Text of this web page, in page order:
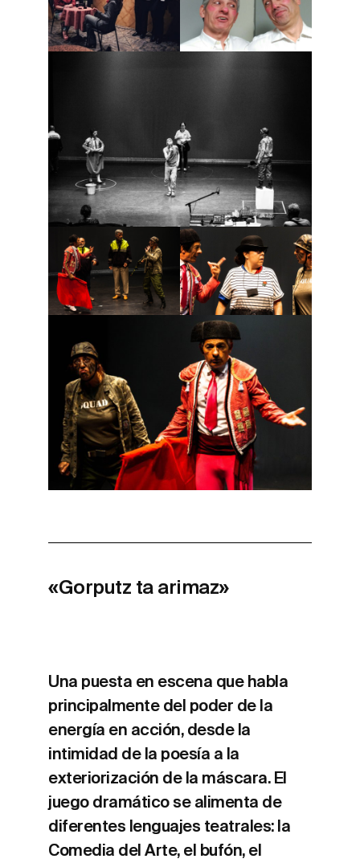
«Gorputz ta arimaz»
Una puesta en escena que habla
principalmente del poder de la
energía en acción, desde la
intimidad de la poesía a la
exteriorización de la máscara. El
juego dramático se alimenta de
diferentes lenguajes teatrales: la
Comedia del Arte, el bufón, el